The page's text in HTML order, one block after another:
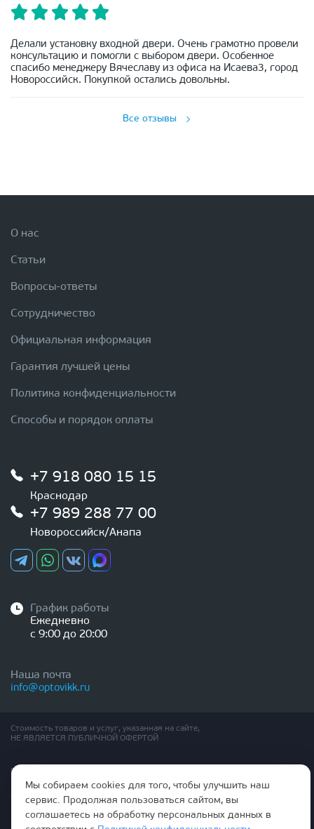
Делали установку входной двери. Очень грамотно провели
консультацию и помогли с выбором двери. Особенное
спасибо менеджеру Вячеславу из офиса на Исаева3, город
Новороссийск. Покупкой остались довольны.
Все отзывы
О нас
Статьи
Вопросы-ответы
Сотрудничество
Официальная информация
Гарантия лучшей цены
Политика конфиденциальности
Способы и порядок оплаты
+7 918 080 15 15
Краснодар
+7 989 288 77 00
Новороссийск/Анапа
График работы
Ежедневно
с 9:00 до 20:00
Наша почта
info@optovikk.ru
Стоимость товаров и услуг, указанная на сайте,
НЕ ЯВЛЯЕТСЯ ПУБЛИЧНОЙ ОФЕРТОЙ
Правила эксплутации входных и межкомнатных дверей
Политика обработки персональных данных
Согласие на обработку персональных данных
Мы собираем cookies для того, чтобы улучшить наш
сервис. Продолжая пользоваться сайтом, вы
соглашаетесь на обработку персональных данных в